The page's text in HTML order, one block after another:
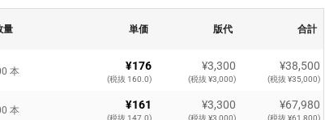
量 単価 版代 合計
本 ¥176
(税抜 160.0)
¥3,300
(税抜 ¥3,000)
¥38,500
(税抜 ¥35,000)
本 ¥161
(税抜 147.0)
¥3,300
(税抜 ¥3,000)
¥67,980
(税抜 ¥61,800)